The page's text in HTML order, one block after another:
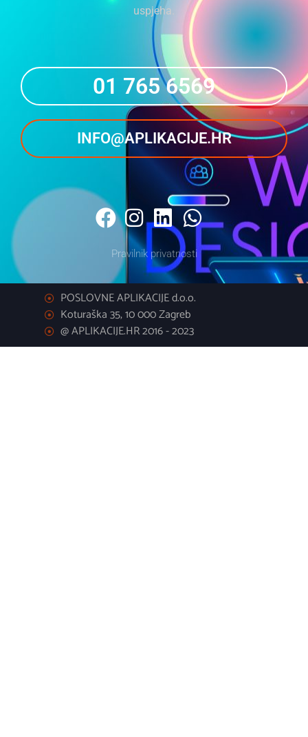
POSLOVNE APLIKACIJE d.o.o.
Koturaška 35, 10 000 Zagreb
@ APLIKACIJE.HR 2016 - 2023